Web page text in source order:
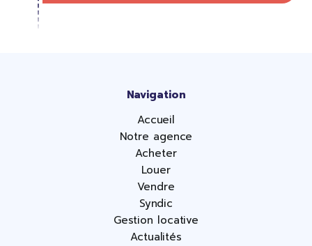
Navigation
Accueil
Notre agence
Acheter
Louer
Vendre
Syndic
Gestion locative
Actualités